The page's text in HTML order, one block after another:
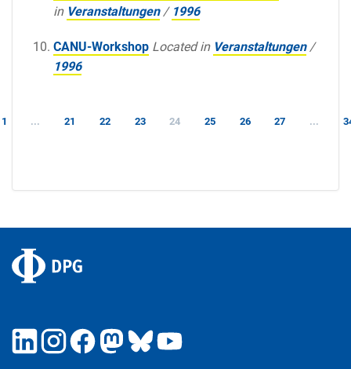
in Veranstaltungen / 1996
CANU-Workshop Located in Veranstaltungen /
1996
1 ... 21 22 23 24 25 26 27 ...